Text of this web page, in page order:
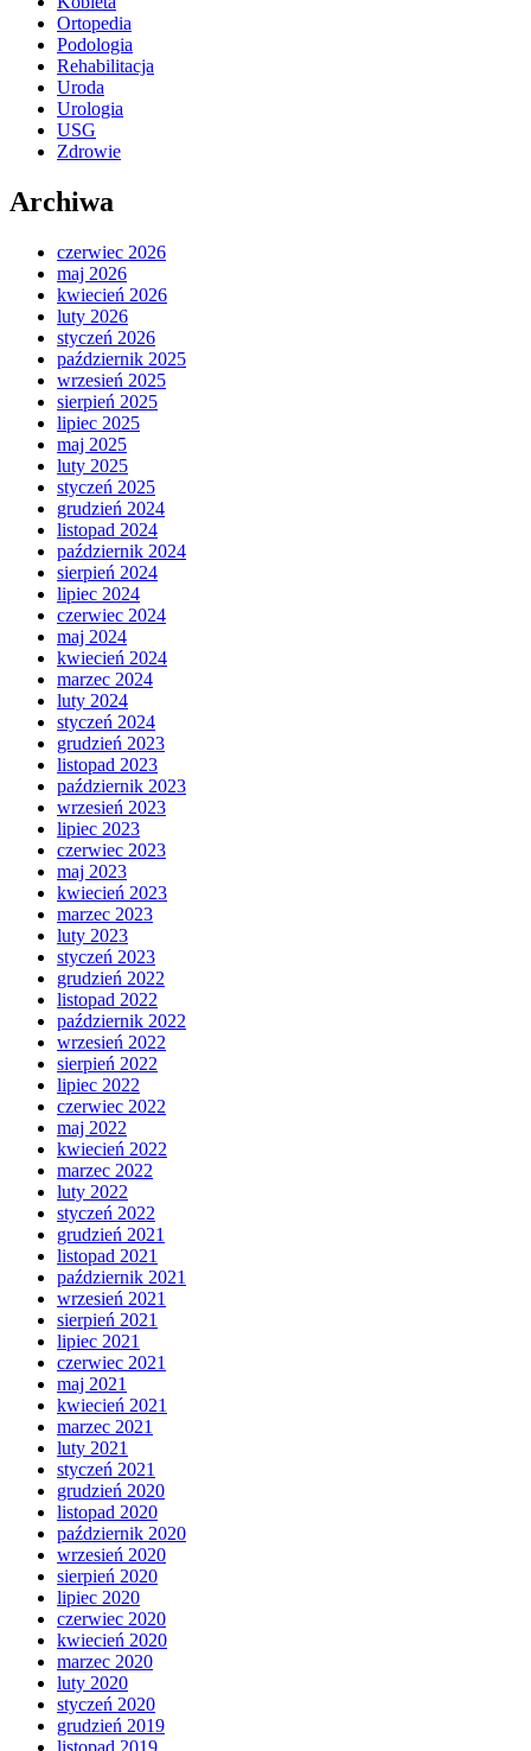
Ortopedia
Podologia
Rehabilitacja
Uroda
Urologia
USG
Zdrowie
Archiwa
czerwiec 2026
maj 2026
kwiecień 2026
luty 2026
styczeń 2026
październik 2025
wrzesień 2025
sierpień 2025
lipiec 2025
maj 2025
luty 2025
styczeń 2025
grudzień 2024
listopad 2024
październik 2024
sierpień 2024
lipiec 2024
czerwiec 2024
maj 2024
kwiecień 2024
marzec 2024
luty 2024
styczeń 2024
grudzień 2023
listopad 2023
październik 2023
wrzesień 2023
lipiec 2023
czerwiec 2023
maj 2023
kwiecień 2023
marzec 2023
luty 2023
styczeń 2023
grudzień 2022
listopad 2022
październik 2022
wrzesień 2022
sierpień 2022
lipiec 2022
czerwiec 2022
maj 2022
kwiecień 2022
marzec 2022
luty 2022
styczeń 2022
grudzień 2021
listopad 2021
październik 2021
wrzesień 2021
sierpień 2021
lipiec 2021
czerwiec 2021
maj 2021
kwiecień 2021
marzec 2021
luty 2021
styczeń 2021
grudzień 2020
listopad 2020
październik 2020
wrzesień 2020
sierpień 2020
lipiec 2020
czerwiec 2020
kwiecień 2020
marzec 2020
luty 2020
styczeń 2020
grudzień 2019
listopad 2019